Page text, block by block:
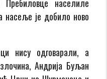
населиле
насеље је добило ново
нису одговарали, а
Андрија Буљан